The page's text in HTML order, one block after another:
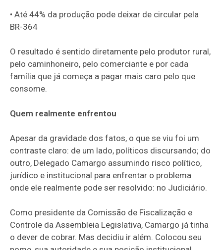
• Até 44% da produção pode deixar de circular pela
BR-364
O resultado é sentido diretamente pelo produtor rural,
pelo caminhoneiro, pelo comerciante e por cada
família que já começa a pagar mais caro pelo que
consome.
Quem realmente enfrentou
Apesar da gravidade dos fatos, o que se viu foi um
contraste claro: de um lado, políticos discursando; do
outro, Delegado Camargo assumindo risco político,
jurídico e institucional para enfrentar o problema
onde ele realmente pode ser resolvido: no Judiciário.
Como presidente da Comissão de Fiscalização e
Controle da Assembleia Legislativa, Camargo já tinha
o dever de cobrar. Mas decidiu ir além. Colocou seu